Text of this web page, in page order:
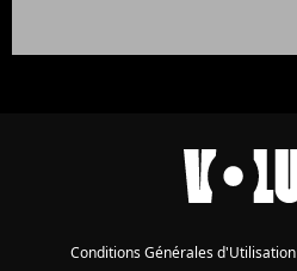
Conditions Générales d'Utilisation